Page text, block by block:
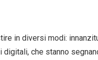
in diversi modi:
che stanno